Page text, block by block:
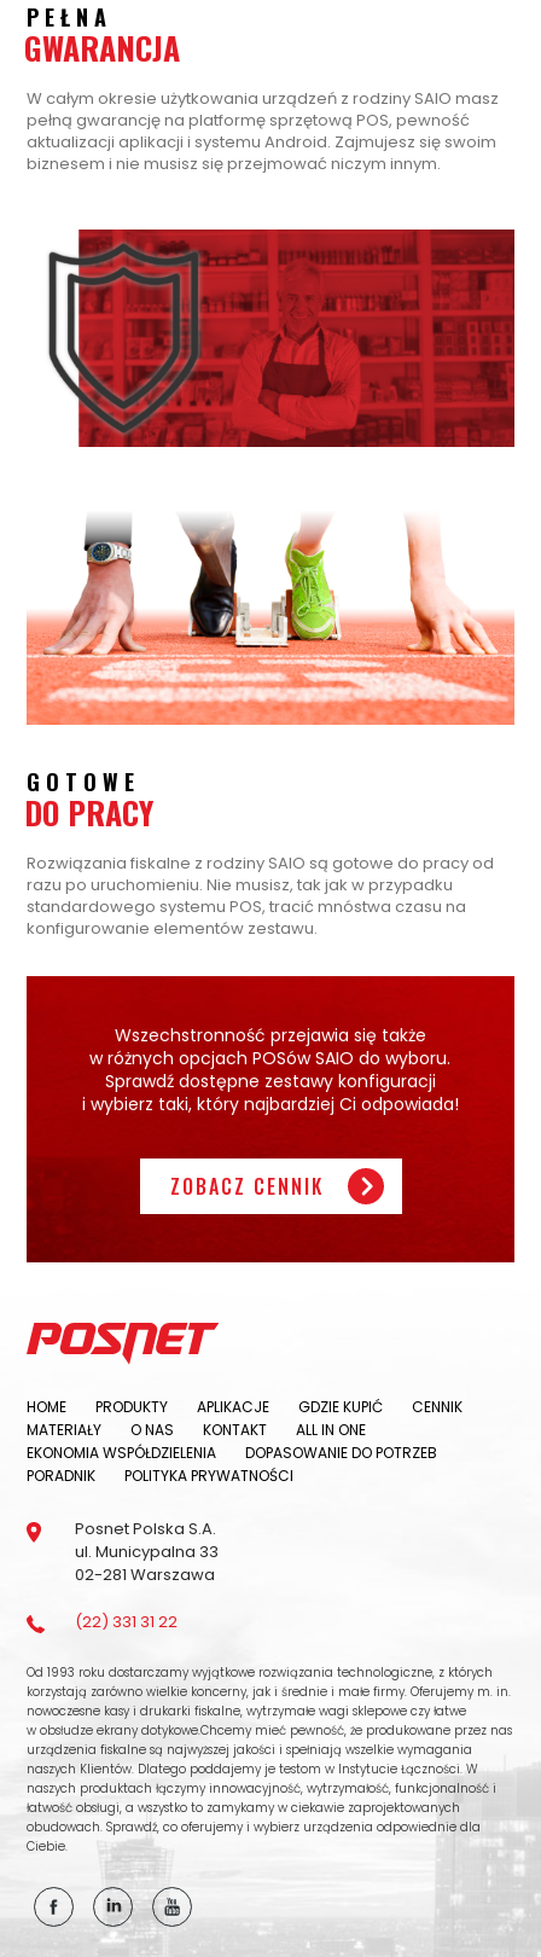
PEŁNA
GWARANCJA
W całym okresie użytkowania urządzeń z rodziny SAIO masz
pełną gwarancję na platformę sprzętową POS, pewność
aktualizacji aplikacji i systemu Android. Zajmujesz się swoim
biznesem i nie musisz się przejmować niczym innym.
GOTOWE
DO PRACY
Rozwiązania fiskalne z rodziny SAIO są gotowe do pracy od
razu po uruchomieniu. Nie musisz, tak jak w przypadku
standardowego systemu POS, tracić mnóstwa czasu na
konfigurowanie elementów zestawu.
Wszechstronność przejawia się także
w różnych opcjach POSów SAIO do wyboru.
Sprawdź dostępne zestawy konfiguracji
i wybierz taki, który najbardziej Ci odpowiada!
ZOBACZ CENNIK
HOME PRODUKTY APLIKACJE GDZIE KUPIĆ
CENNIK
MATERIAŁY
O NAS KONTAKT
ALL IN ONE
EKONOMIA WSPÓŁDZIELENIA
DOPASOWANIE DO POTRZEB
PORADNIK
POLITYKA PRYWATNOŚCI
Posnet Polska S.A.
ul. Municypalna 33
02-281 Warszawa
(22) 331 31 22
Od 1993 roku dostarczamy wyjątkowe rozwiązania technologiczne, z których
korzystają zarówno wielkie koncerny, jak i średnie i małe firmy. Oferujemy m. in.
nowoczesne kasy i drukarki fiskalne, wytrzymałe wagi sklepowe czy łatwe
w obsłudze ekrany dotykowe.Chcemy mieć pewność, że produkowane przez nas
urządzenia fiskalne są najwyższej jakości i spełniają wszelkie wymagania
naszych Klientów. Dlatego poddajemy je testom w Instytucie Łączności. W
naszych produktach łączymy innowacyjność, wytrzymałość, funkcjonalność i
łatwość obsługi, a wszystko to zamykamy w ciekawie zaprojektowanych
obudowach. Sprawdź, co oferujemy i wybierz urządzenia odpowiednie dla
Ciebie.